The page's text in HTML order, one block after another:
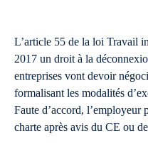
L’article 55 de la loi Travail
2017 un droit à la
entreprises vont devoir
formalisant les modalités
Faute d’accord, l’employeur
charte après avis du CE ou